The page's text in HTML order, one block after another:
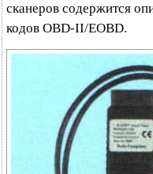
сканеров содержится
кодов OBD-II/EOBD.